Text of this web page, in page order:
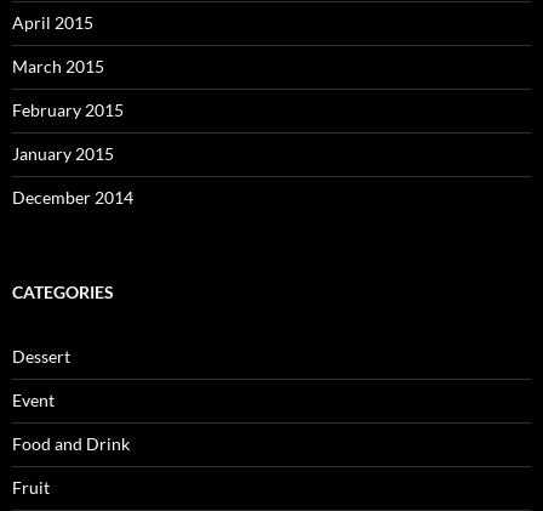
April 2015
March 2015
February 2015
January 2015
December 2014
CATEGORIES
Dessert
Event
Food and Drink
Fruit